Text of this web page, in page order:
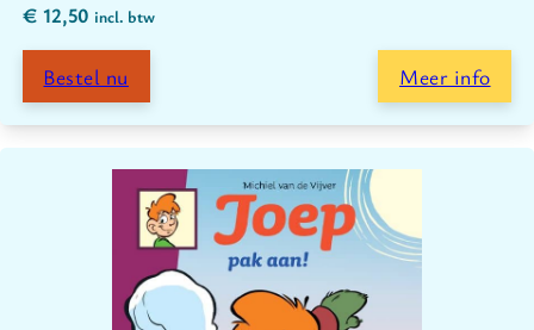
€ 12,50 incl. btw
Bestel nu Meer info